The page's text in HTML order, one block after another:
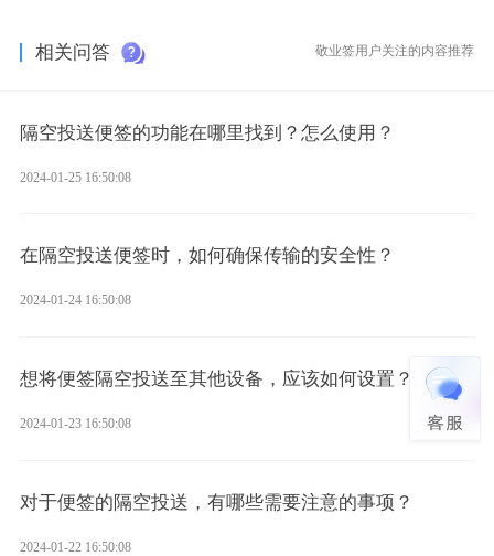
相关问答 敬业签用户关注的内容推荐
隔空投送便签的功能在哪里找到？怎么使用？
2024-01-25 16:50:08
在隔空投送便签时，如何确保传输的安全性？
2024-01-24 16:50:08
想将便签隔空投送至其他设备，应该如何设置？
2024-01-23 16:50:08
对于便签的隔空投送，有哪些需要注意的事项？
2024-01-22 16:50:08